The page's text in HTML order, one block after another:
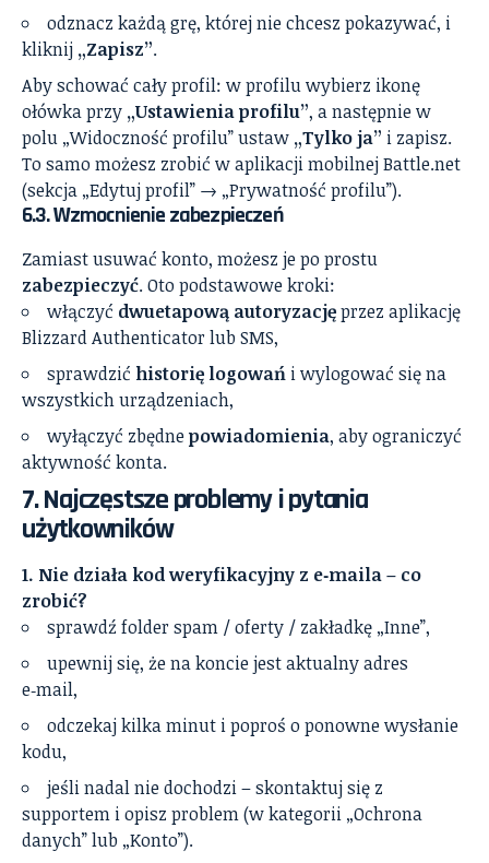
odznacz każdą grę, której nie chcesz pokazywać, i
kliknij „Zapisz”.
Aby schować cały profil: w profilu wybierz ikonę
ołówka przy „Ustawienia profilu”, a następnie w
polu „Widoczność profilu” ustaw „Tylko ja” i zapisz.
To samo możesz zrobić w aplikacji mobilnej Battle.net
(sekcja „Edytuj profil” → „Prywatność profilu”).
6.3. Wzmocnienie zabezpieczeń
Zamiast usuwać konto, możesz je po prostu
zabezpieczyć. Oto podstawowe kroki:
włączyć dwuetapową autoryzacjęprzez aplikację
Blizzard Authenticator lub SMS,
sprawdzić historię logowań i wylogować się na
wszystkich urządzeniach,
wyłączyć zbędnepowiadomienia, aby ograniczyć
aktywność konta.
7. Najczęstsze problemy i pytania
użytkowników
1. Nie działa kod weryfikacyjny z e‑maila – co
zrobić?
sprawdź folder spam / oferty / zakładkę „Inne”,
upewnij się, że na koncie jest aktualny adres
e‑mail,
odczekaj kilka minut i poproś o ponowne wysłanie
kodu,
jeśli nadal nie dochodzi – skontaktuj się z
supportem i opisz problem (w kategorii „Ochrona
danych” lub „Konto”).